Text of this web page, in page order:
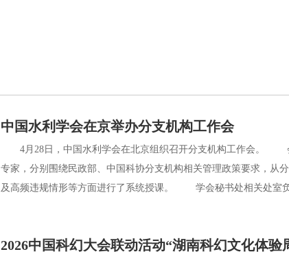
中国水利学会在京举办分支机构工作会
4月28日，中国水利学会在北京组织召开分支机构工作会。 会
专家，分别围绕民政部、中国科协分支机构相关管理政策要求，从
及高频违规情形等方面进行了系统授课。 学会秘书处相关处室
2026中国科幻大会联动活动“湖南科幻文化体验